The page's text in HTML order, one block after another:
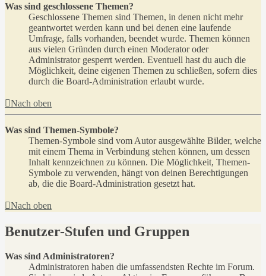
Was sind geschlossene Themen?
Geschlossene Themen sind Themen, in denen nicht mehr
geantwortet werden kann und bei denen eine laufende
Umfrage, falls vorhanden, beendet wurde. Themen können
aus vielen Gründen durch einen Moderator oder
Administrator gesperrt werden. Eventuell hast du auch die
Möglichkeit, deine eigenen Themen zu schließen, sofern dies
durch die Board-Administration erlaubt wurde.
Nach oben
Was sind Themen-Symbole?
Themen-Symbole sind vom Autor ausgewählte Bilder, welche
mit einem Thema in Verbindung stehen können, um dessen
Inhalt kennzeichnen zu können. Die Möglichkeit, Themen-
Symbole zu verwenden, hängt von deinen Berechtigungen
ab, die die Board-Administration gesetzt hat.
Nach oben
Benutzer-Stufen und Gruppen
Was sind Administratoren?
Administratoren haben die umfassendsten Rechte im Forum.